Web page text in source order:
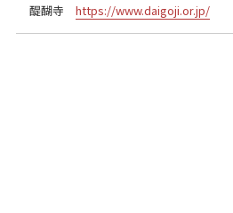
醍醐寺 https://www.daigoji.or.jp/